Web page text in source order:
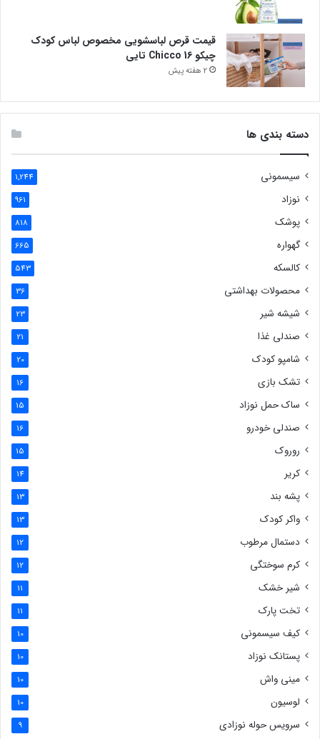
قیمت قرص لباسشویی مخصوص لباس کودک
چیکو Chicco 16 تایی
2 هفته پیش
دسته بندی ها
سیسمونی 1,244
نوزاد 961
پوشک 818
گهواره 665
کالسکه 543
محصولات بهداشتی 36
شیشه شیر 23
صندلی غذا 21
شامپو کودک 20
تشک بازی 16
ساک حمل نوزاد 15
صندلی خودرو 16
روروک 15
کریر 14
پشه بند 13
واکر کودک 13
دستمال مرطوب 12
کرم سوختگی 12
شیر خشک 11
تخت پارک 11
کیف سیسمونی 10
پستانک نوزاد 10
مینی واش 10
لوسیون 10
سرویس حوله نوزادی 9